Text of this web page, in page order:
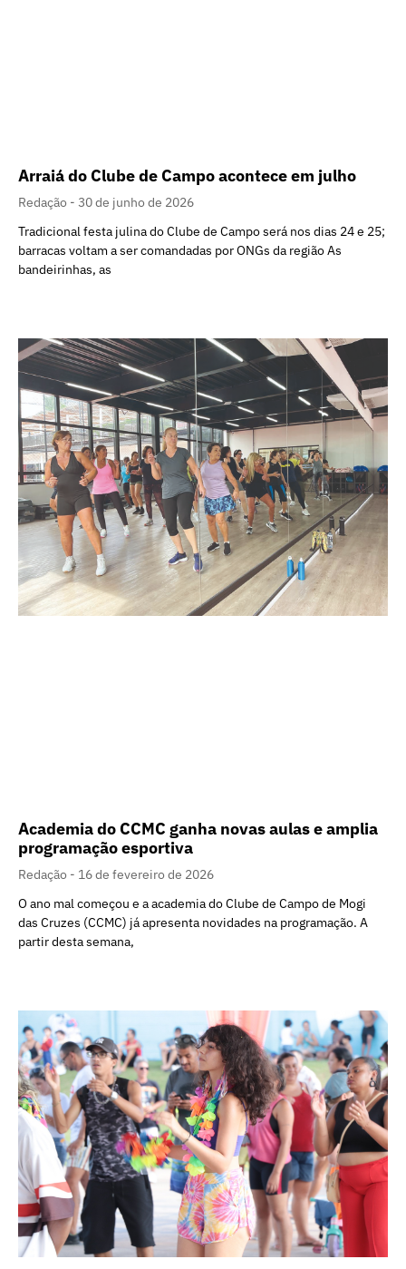
Arraiá do Clube de Campo acontece em julho
Redação
30 de junho de 2026
Tradicional festa julina do Clube de Campo será nos dias 24 e 25;
barracas voltam a ser comandadas por ONGs da região As
bandeirinhas, as
Academia do CCMC ganha novas aulas e amplia
programação esportiva
Redação
16 de fevereiro de 2026
O ano mal começou e a academia do Clube de Campo de Mogi
das Cruzes (CCMC) já apresenta novidades na programação. A
partir desta semana,